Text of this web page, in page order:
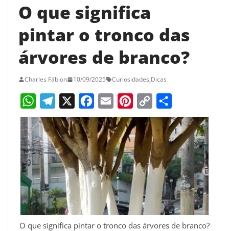
O que significa
pintar o tronco das
árvores de branco?
Charles Fábion 10/09/2025 Curiosidades,Dicas
W
h
a
t
s
A
p
p
T
e
l
e
g
r
a
m
X
F
a
c
e
b
o
o
k
E
m
i
l
P
i
n
t
e
r
e
s
C
o
p
y
n
k
S
h
a
r
O que significa pintar o tronco das árvores de branco?